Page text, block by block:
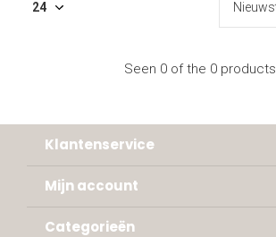
Seen 0 of the 0 products
Klantenservice
Mijn account
Categorieën